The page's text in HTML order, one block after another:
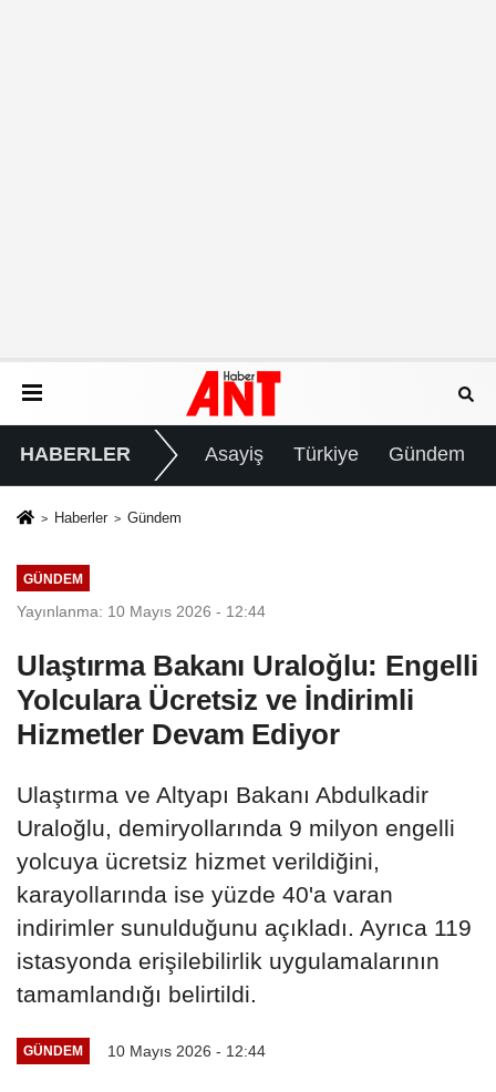
HABERLER Asayiş Türkiye Gündem
Haberler Gündem
GÜNDEM
Yayınlanma: 10 Mayıs 2026 - 12:44
Ulaştırma Bakanı Uraloğlu: Engelli
Yolculara Ücretsiz ve İndirimli
Hizmetler Devam Ediyor
Ulaştırma ve Altyapı Bakanı Abdulkadir
Uraloğlu, demiryollarında 9 milyon engelli
yolcuya ücretsiz hizmet verildiğini,
karayollarında ise yüzde 40'a varan
indirimler sunulduğunu açıkladı. Ayrıca 119
istasyonda erişilebilirlik uygulamalarının
tamamlandığı belirtildi.
GÜNDEM 10 Mayıs 2026 - 12:44